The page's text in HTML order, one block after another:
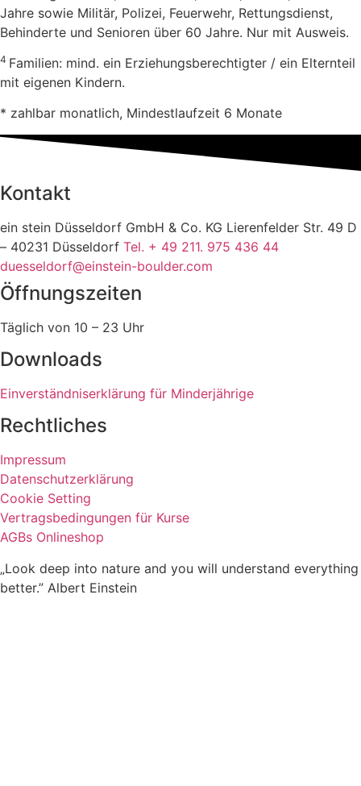
Jahre sowie Militär, Polizei, Feuerwehr, Rettungsdienst,
Behinderte und Senioren über 60 Jahre. Nur mit Ausweis.
4 Familien: mind. ein Erziehungsberechtigter / ein Elternteil
mit eigenen Kindern.
* zahlbar monatlich, Mindestlaufzeit 6 Monate
Kontakt
ein stein Düsseldorf GmbH & Co. KG Lierenfelder Str. 49 D
– 40231 Düsseldorf Tel. + 49 211. 975 436 44
duesseldorf@einstein-boulder.com
Öffnungszeiten
Täglich von 10 – 23 Uhr
Downloads
Einverständniserklärung für Minderjährige
Rechtliches
Impressum
Datenschutzerklärung
Cookie Setting
Vertragsbedingungen für Kurse
AGBs Onlineshop
„Look deep into nature and you will understand everything
better.” Albert Einstein